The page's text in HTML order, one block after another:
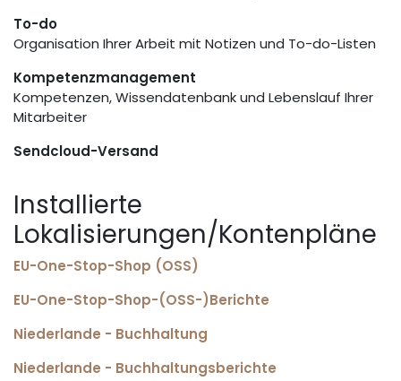
To-do
Organisation Ihrer Arbeit mit Notizen und To-do-Listen
Kompetenzmanagement
Kompetenzen, Wissendatenbank und Lebenslauf Ihrer
Mitarbeiter
Sendcloud-Versand
Installierte
Lokalisierungen/Kontenpläne
EU-One-Stop-Shop (OSS)
EU-One-Stop-Shop-(OSS-)Berichte
Niederlande - Buchhaltung
Niederlande - Buchhaltungsberichte